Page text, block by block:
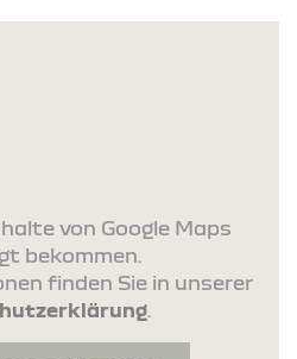
von Google Maps
bekommen.
finden Sie in unserer
.